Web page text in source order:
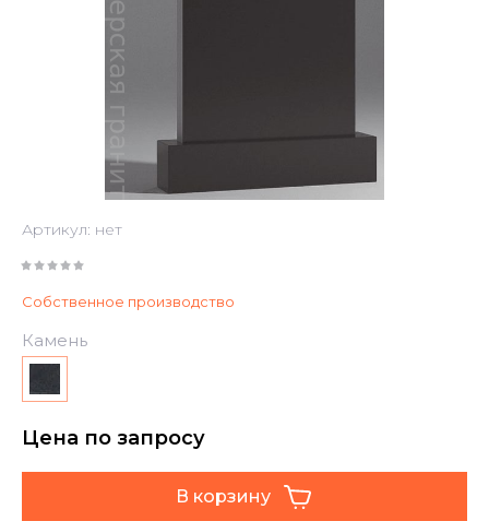
Артикул: нет
Собственное производство
Камень
Цена по запросу
В корзину